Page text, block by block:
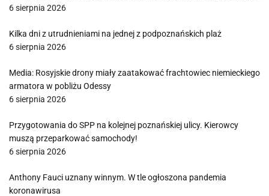
6 sierpnia 2026
Kilka dni z utrudnieniami na jednej z podpoznańskich plaż
6 sierpnia 2026
Media: Rosyjskie drony miały zaatakować frachtowiec niemieckiego
armatora w pobliżu Odessy
6 sierpnia 2026
Przygotowania do SPP na kolejnej poznańskiej ulicy. Kierowcy
muszą przeparkować samochody!
6 sierpnia 2026
Anthony Fauci uznany winnym. W tle ogłoszona pandemia
koronawirusa